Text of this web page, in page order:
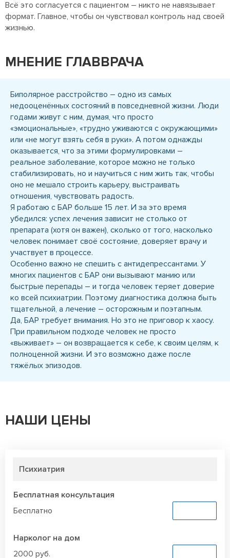
Всё это согласуется с пациентом – никто не навязывает
формат. Главное, чтобы он чувствовал контроль над своей
жизнью.
МНЕНИЕ ГЛАВВРАЧА
Биполярное расстройство – одно из самых
недооценённых состояний в повседневной жизни. Люди
годами живут с ним, думая, что просто
«эмоциональные», «трудно уживаются с окружающими»
или «не могут взять себя в руки». А потом однажды
оказывается, что за этими формулировками –
реальное заболевание, которое можно не только
стабилизировать, но и научиться с ним жить так, чтобы
оно не мешало строить карьеру, выстраивать
отношения, чувствовать радость.
Я работаю с БАР больше 15 лет. И за это время
убедился: успех лечения зависит не столько от
препарата (хотя он важен), сколько от того, насколько
человек понимает своё состояние, доверяет врачу и
участвует в процессе.
Особенно важно не спешить с антидепрессантами. У
многих пациентов с БАР они вызывают манию или
быстрые перепады – и тогда человек теряет доверие
ко всей психиатрии. Поэтому диагностика должна быть
тщательной, а лечение – осторожным и поэтапным.
Да, БАР требует внимания. Но это не приговор к хаосу.
При правильном подходе человек не просто
«выживает» – он возвращается к себе, к своим целям, к
полноценной жизни. И это возможно даже после
тяжёлых эпизодов.
НАШИ ЦЕНЫ
Психиатрия
Бесплатная консультация
Бесплатно
Нарколог на дом
2000 руб.